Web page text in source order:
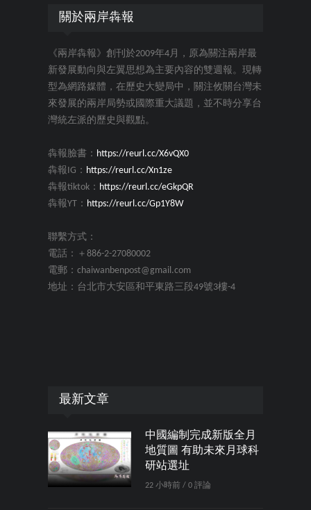
關於兩岸犇報
《兩岸犇報》創刊於2009年4月，原為關注兩岸最
新發展動向與左翼思想為主要內容的雙週報。現轉
型為網路媒體，在歷史大變局中，關注攸關台灣未
來發展的兩岸局勢或國際重大議題，並不時分享台
灣統左派的歷史與觀點。
犇報臉書： https://reurl.cc/X6vQX0
犇報IG： https://reurl.cc/Xn1ze
犇報tiktok： https://reurl.cc/eGkpQR
犇報YT： https://reurl.cc/Gp1Y8W
聯繫方式：
電話：＋886-2-27080002
電郵：chaiwanbenpost@gmail.com
地址：台北市大安區和平東路三段49號3樓-4
最新文章
中國編制完成新版全月
地質圖 有助未來月球科
研站選址
22 小時前 / 0 評論